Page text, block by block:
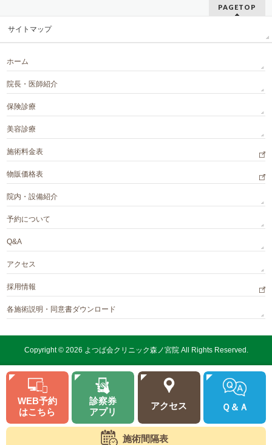
PAGETOP
サイトマップ
ホーム
院長・医師紹介
保険診療
美容診療
施術料金表
物販価格表
院内・設備紹介
予約について
Q&A
アクセス
採用情報
各施術説明・同意書ダウンロード
Copyright © 2026 よつば会クリニック森ノ宮院All Rights Reserved.
WEB予約
はこちら
診察券
アプリ
アクセス Ｑ＆Ａ
施術間隔表